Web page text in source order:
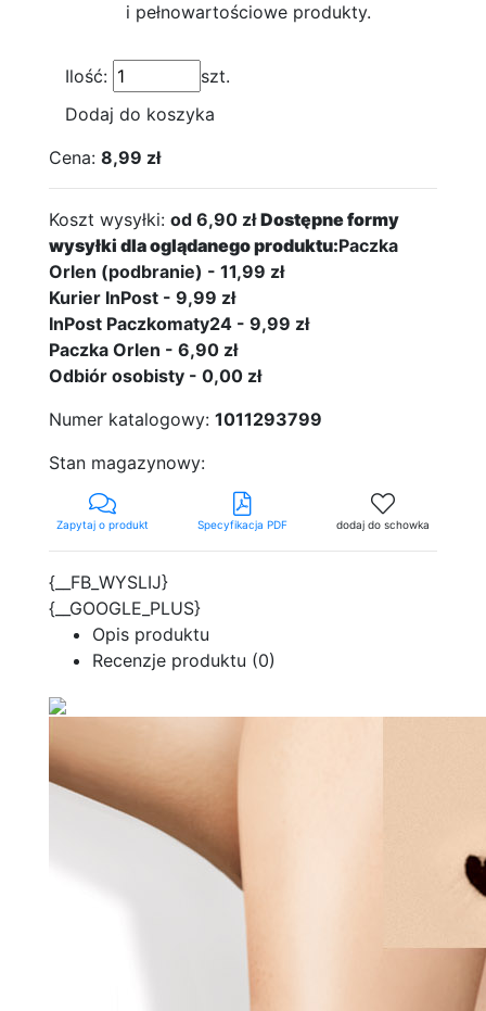
i pełnowartościowe produkty.
Ilość:
szt.
Dodaj do koszyka
Cena: 8,99 zł
Koszt wysyłki: od 6,90 złDostępne formy
wysyłki dla oglądanego produktu:Paczka
Orlen (podbranie) - 11,99 zł
Kurier InPost - 9,99 zł
InPost Paczkomaty24 - 9,99 zł
Paczka Orlen - 6,90 zł
Odbiór osobisty - 0,00 zł
Numer katalogowy: 1011293799
Stan magazynowy:
Zapytaj o produkt Specyfikacja PDF dodaj do schowka
{__FB_WYSLIJ}
{__GOOGLE_PLUS}
Opis produktu
Recenzje produktu (0)